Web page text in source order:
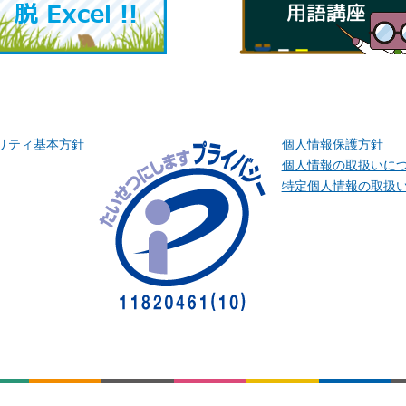
ティ基本方針
個人情報保護方針
個人情報の取扱いに
特定個人情報の取扱